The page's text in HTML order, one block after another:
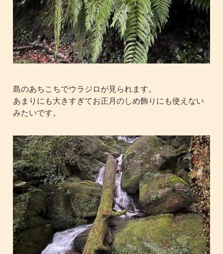
島のあちこちでウラジロが見られます。
あまりにも大きすぎてお正月のしめ飾りにも使えない
みたいです。